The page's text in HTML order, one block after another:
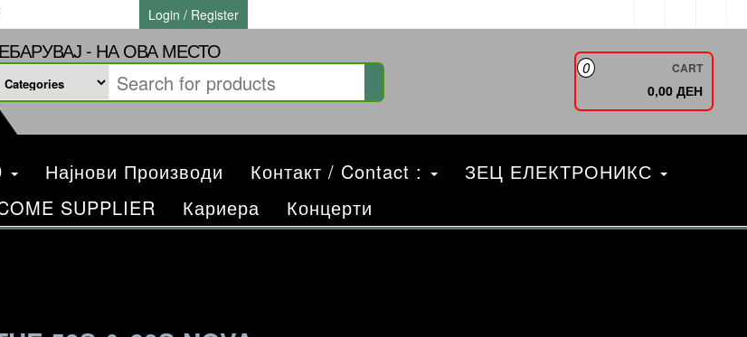
Login / Register
- НА ОВА МЕСТО
0 CART
0,00 ДЕН
Најнови Производи Контакт / Contact :
ЗЕЦ ЕЛЕКТРОНИКС
SUPPLIER Кариера Концерти